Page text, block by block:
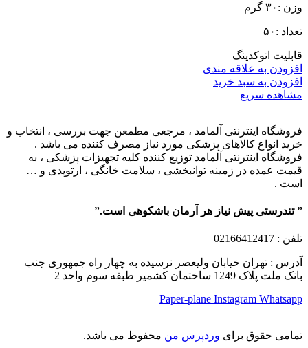
وزن :۳۰ گرم
تعداد :۵۰
قابلیت اتوکدینگ
افزودن به علاقه مندی
افزودن به سبد خرید
مشاهده سریع
فروشگاه اینترنتی آلمامد ، مرجعی مطمعن جهت بررسی ، انتخاب و
خرید انواع کالاهای پزشکی مورد نیاز مصرف کننده می باشد .
فروشگاه اینترنتی آلمامد توزیع کننده کلیه تجهیزات پزشکی ، به
قیمت عمده در زمینه توانبخشی ، سلامت خانگی ، ارتوپدی و …
است .
” تندرستی پیش نیاز هر آرمان باشکوهی است.”
تلفن : 02166412417
آدرس : تهران خیابان ولیعصر نرسیده به چهار راه جمهوری جنب
بانک ملت پلاک 1249 ساختمان کشمیر طبقه سوم واحد 2
Paper-plane Instagram Whatsapp
تمامی حقوق برای وردپرس من محفوظ می باشد.